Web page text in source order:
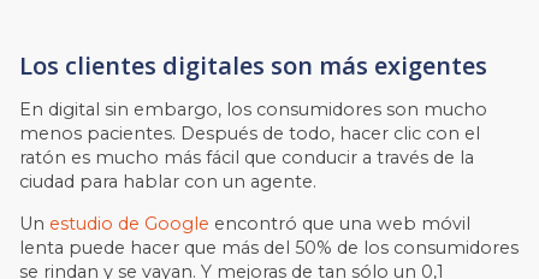
Los clientes digitales son más exigentes
En digital sin embargo, los consumidores son mucho
menos pacientes. Después de todo, hacer clic con el
ratón es mucho más fácil que conducir a través de la
ciudad para hablar con un agente.
Un estudio de Google encontró que una web móvil
lenta puede hacer que más del 50% de los consumidores
se rindan y se vayan. Y mejoras de tan sólo un 0,1